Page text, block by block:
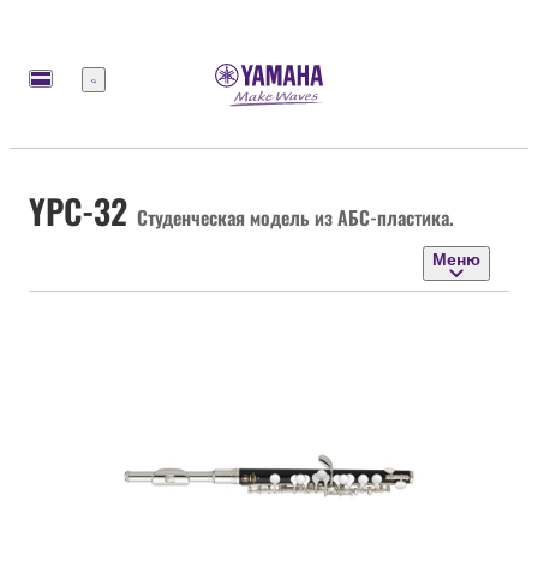
Меню
YPC-32 Студенческая модель из АБС-пластика.
Меню